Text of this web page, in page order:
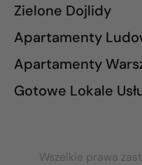
Zielone Dojlidy
Apartamenty
Apartamenty
Gotowe Lokale
Wszelkie prawa